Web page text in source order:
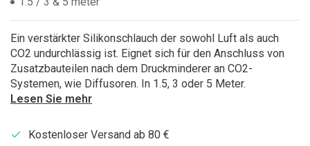
Ein verstärkter Silikonschlauch der sowohl Luft als auch
CO2 undurchlässig ist. Eignet sich für den Anschluss von
Zusatzbauteilen nach dem Druckminderer an CO2-
Systemen, wie Diffusoren. In 1.5, 3 oder 5 Meter.
Lesen Sie mehr
Kostenloser Versand ab 80 €